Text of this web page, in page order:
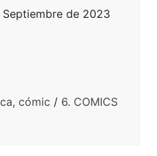
Septiembre de 2023
cómic / 6. COMICS